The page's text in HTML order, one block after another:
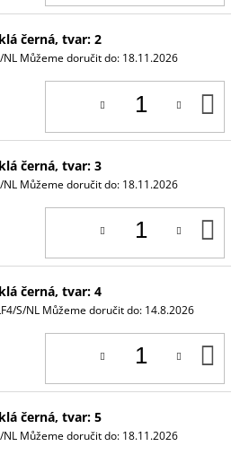
černá, tvar: 2
NL Můžeme doručit do: 18.11.2026
černá, tvar: 3
NL Můžeme doručit do: 18.11.2026
černá, tvar: 4
S/NL Můžeme doručit do: 14.8.2026
černá, tvar: 5
NL Můžeme doručit do: 18.11.2026